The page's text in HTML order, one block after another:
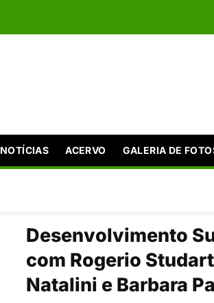
NOTÍCIAS ACERVO GALERIA DE
Desenvolvimento
com Rogerio
Natalini e Barbara